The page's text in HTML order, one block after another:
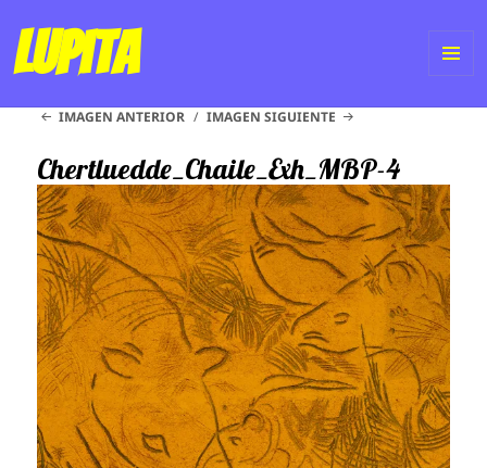
Lupita
IMAGEN ANTERIOR IMAGEN SIGUIENTE
Chertluedde_Chaile_Exh_MBP-4